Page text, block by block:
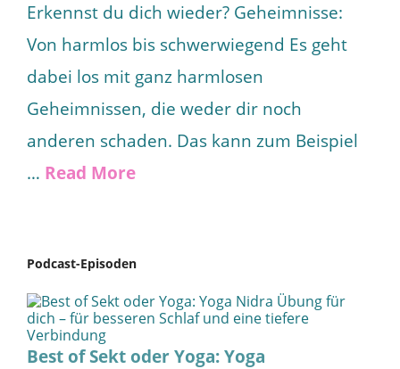
Erkennst du dich wieder? Geheimnisse:
Von harmlos bis schwerwiegend Es geht
dabei los mit ganz harmlosen
Geheimnissen, die weder dir noch
anderen schaden. Das kann zum Beispiel
… Read More
Podcast-Episoden
Best of Sekt oder Yoga: Yoga